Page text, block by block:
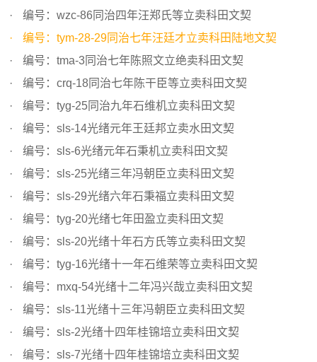
编号：wzc-86同治四年汪郑氏等立卖科田文契
编号：tym-28-29同治七年汪廷才立卖科田陆地文契
编号：tma-3同治七年陈照文立绝卖科田文契
编号：crq-18同治七年陈干臣等立卖科田文契
编号：tyg-25同治九年石维机立卖科田文契
编号：sls-14光绪元年王廷邦立卖水田文契
编号：sls-6光绪元年石秉机立卖科田文契
编号：sls-25光绪三年冯朝臣立卖科田文契
编号：sls-29光绪六年石秉福立卖科田文契
编号：tyg-20光绪七年田盈立卖科田文契
编号：sls-20光绪十年石方氏等立卖科田文契
编号：tyg-16光绪十一年石维荣等立卖科田文契
编号：mxq-54光绪十二年冯兴哉立卖科田文契
编号：sls-11光绪十三年冯朝臣立卖科田文契
编号：sls-2光绪十四年桂锦培立卖科田文契
编号：sls-7光绪十四年桂锦培立卖科田文契